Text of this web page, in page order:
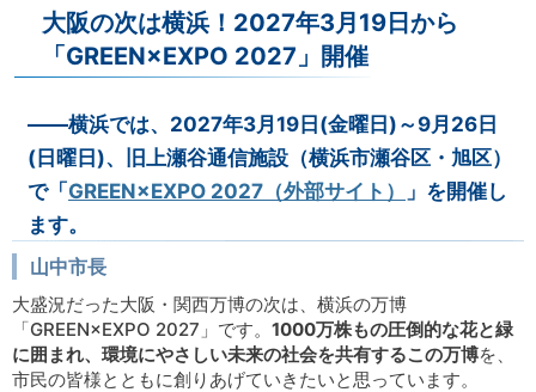
大阪の次は横浜！2027年3月19日から
「GREEN×EXPO 2027」開催
――横浜では、2027年3月19日(金曜日)～9月26日
(日曜日)、旧上瀬谷通信施設（横浜市瀬谷区・旭区）
で「GREEN×EXPO 2027（外部サイト）
」を開催し
ます。
山中市長
大盛況だった大阪・関西万博の次は、横浜の万博
「GREEN×EXPO 2027」です。 1000万株もの圧倒的な花と緑
に囲まれ、環境にやさしい未来の社会を共有するこの万博を、
市民の皆様とともに創りあげていきたいと思っています。